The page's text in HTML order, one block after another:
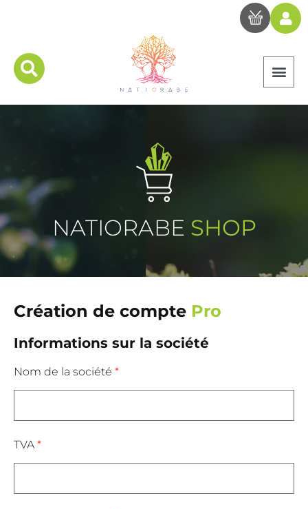
NATIORABE SHOP
Création de compte Pro
Informations sur la société
Nom de la société *
TVA *